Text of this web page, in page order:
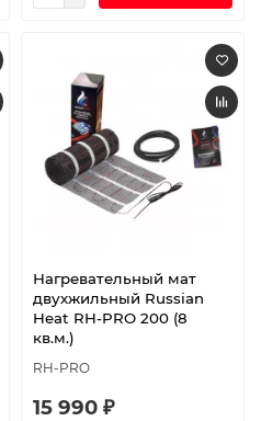
Нагревательный мат
двухжильный Russian
Heat RH-PRO 200 (8
кв.м.)
RH-PRO
15 990 ₽